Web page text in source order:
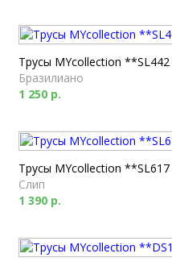
Трусы MYcollection **SL442
Бразилиано
1 250 р.
Трусы MYcollection **SL617
Слип
1 390 р.